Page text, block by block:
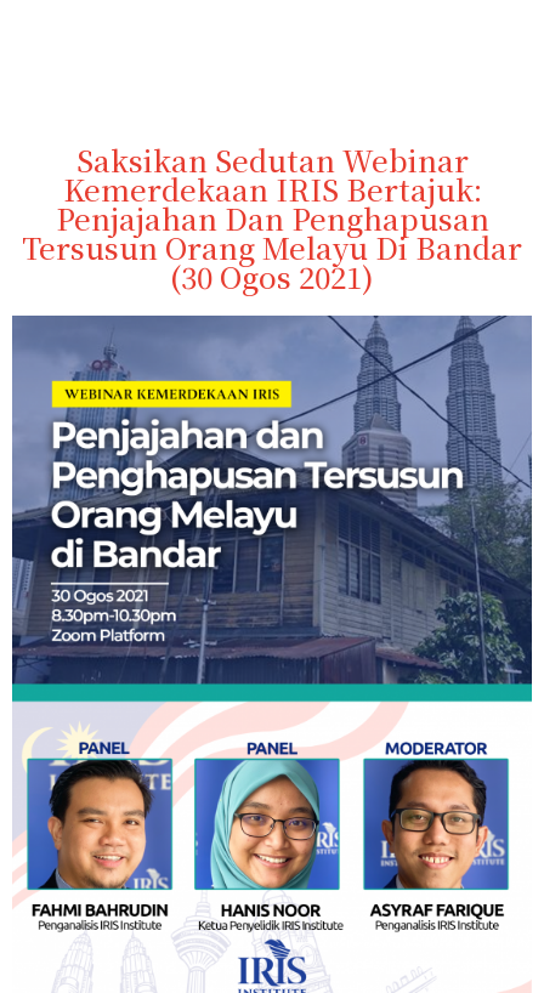
Saksikan Sedutan Webinar
Kemerdekaan IRIS Bertajuk:
Penjajahan Dan Penghapusan
Tersusun Orang Melayu Di Bandar
(30 Ogos 2021)